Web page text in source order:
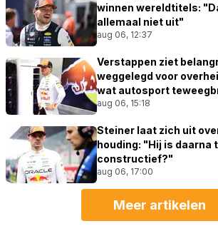
winnen wereldtitels:
allemaal niet uit"
aug 06, 12:37
Verstappen ziet
weggelegd voor
wat autosport
aug 06, 15:18
Steiner laat zich uit
houding: "Hij is daarna
constructief?"
aug 06, 17:00
Meer artikelen